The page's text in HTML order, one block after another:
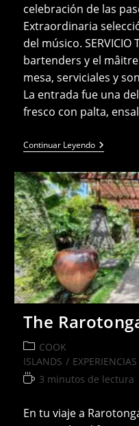
celebración de las
Extraordinaria
del músico.
bartenders y el
mesa, serviciales y
La entrada fue una
fresco con palta,
Continuar LeyendoOn
The
-
OTB-
The
Categoría
de
la
COOK
ISLANDS / EXPERIENCIAS
Tiempo
lectura:
3 minutos de lectura
En tu viaje a